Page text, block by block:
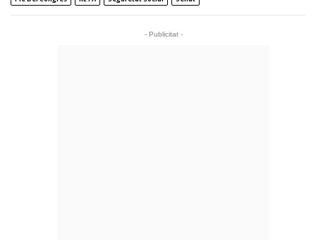
- Publicitat -